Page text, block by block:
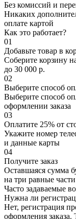
Без комиссий и
Никаких
оплате картой
Как это работает?
01
Добавьте товар в
Соберите корзину
до 30 000 р.
02
Выберите способ
Выберите способ
оформлении заказа
03
Оплатите 25% от
Укажите номер
и данные карты
04
Получите заказ
Оставшаяся сумма
на три равные части
Часто задаваемые
Нужна ли
Нет, регистрация
оформления